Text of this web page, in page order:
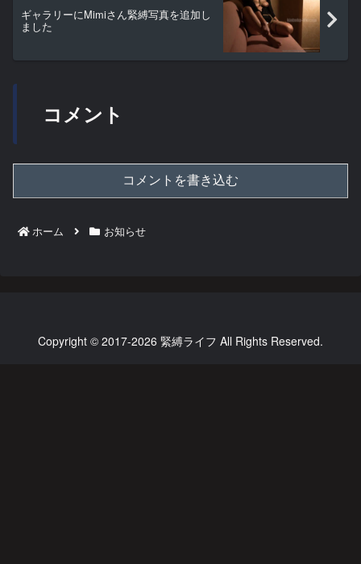
ギャラリーにMimiさん緊縛写真を追加し
ました
コメント
コメントを書き込む
ホーム お知らせ
Copyright © 2017-2026 緊縛ライフ All Rights Reserved.